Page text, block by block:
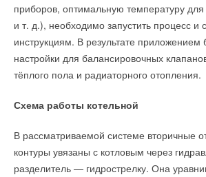
приборов, оптимальную температуру
и т. д.), необходимо запустить процесс и
инструкциям. В результате приложением
настройки для балансировочных
тёплого пола и радиаторного отопления.
Схема работы котельной
В рассматриваемой системе вторичные
контуры увязаны с котловым через
разделитель — гидрострелку. Она